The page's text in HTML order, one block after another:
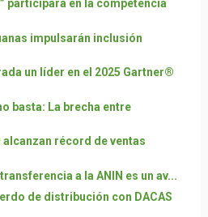
participará en la competencia
impulsarán inclusión
un líder en el 2025 Gartner®
basta: La brecha entre
alcanzan récord de ventas
a la ANIN es un av...
de distribución con DACAS